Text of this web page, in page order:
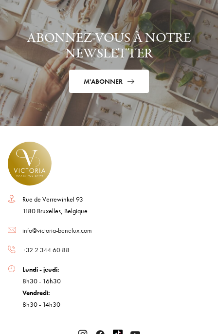
ABONNEZ-VOUS À NOTRE
NEWSLETTER
M'ABONNER
Rue de Verrewinkel 93
1180 Bruxelles, Belgique
info@victoria-benelux.com
+32 2 344 60 88
Lundi - jeudi:
8h30 - 16h30
Vendredi:
8h30 - 14h30